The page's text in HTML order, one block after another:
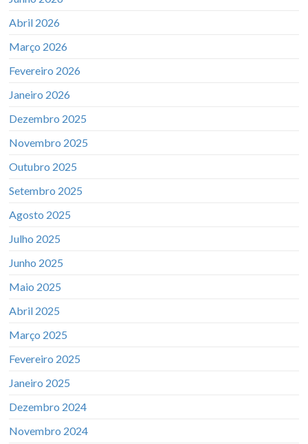
Abril 2026
Março 2026
Fevereiro 2026
Janeiro 2026
Dezembro 2025
Novembro 2025
Outubro 2025
Setembro 2025
Agosto 2025
Julho 2025
Junho 2025
Maio 2025
Abril 2025
Março 2025
Fevereiro 2025
Janeiro 2025
Dezembro 2024
Novembro 2024